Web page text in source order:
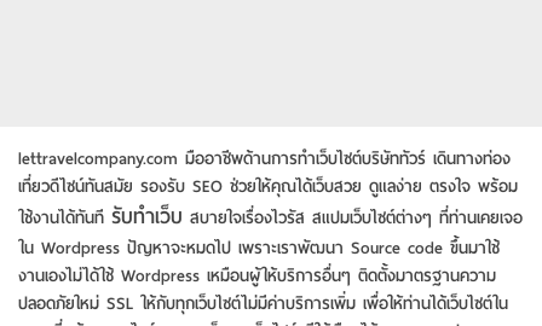
lettravelcompany.com มืออาชีพด้านการทำเว็บไซต์บริษัททัวร์ เดินทางท่อง
เที่ยวดีไซน์ทันสมัย รองรับ SEO ช่วยให้คุณได้เว็บสวย ดูแลง่าย ตรงใจ พร้อม
ใช้งานได้ทันที รับทําเว็บ สบายใจเรื่องไวรัส สแปมเว็บไซต์ต่างๆ ที่ท่านเคยเจอ
ใน Wordpress ปัญหาจะหมดไป เพราะเราพัฒนา Source code ขึ้นมาใช้
งานเองไม่ได้ใช้ Wordpress เหมือนผู้ให้บริการอื่นๆ ติดตั้งมาตรฐานความ
ปลอดภัยใหม่ SSL ให้กับทุกเว็บไซต์ไม่มีค่าบริการเพิ่ม เพื่อให้ท่านได้เว็บไซต์ใน